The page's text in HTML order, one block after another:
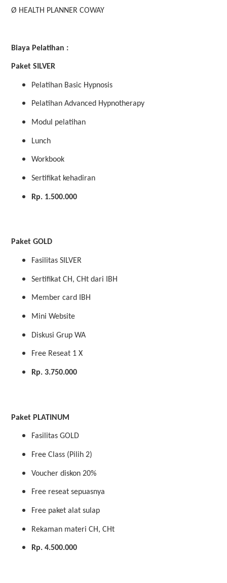
Ø HEALTH PLANNER COWAY
Biaya Pelatihan :
Paket SILVER
Pelatihan Basic Hypnosis
Pelatihan Advanced Hypnotherapy
Modul pelatihan
Lunch
Workbook
Sertifikat kehadiran
Rp. 1.500.000
Paket GOLD
Fasilitas SILVER
Sertifikat CH, CHt dari IBH
Member card IBH
Mini Website
Diskusi Grup WA
Free Reseat 1 X
Rp. 3.750.000
Paket PLATINUM
Fasilitas GOLD
Free Class (Pilih 2)
Voucher diskon 20%
Free reseat sepuasnya
Free paket alat sulap
Rekaman materi CH, CHt
Rp. 4.500.000